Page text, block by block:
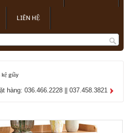
LIÊN HỆ
kệ giầy
hàng: 036.466.2228 || 037.458.3821